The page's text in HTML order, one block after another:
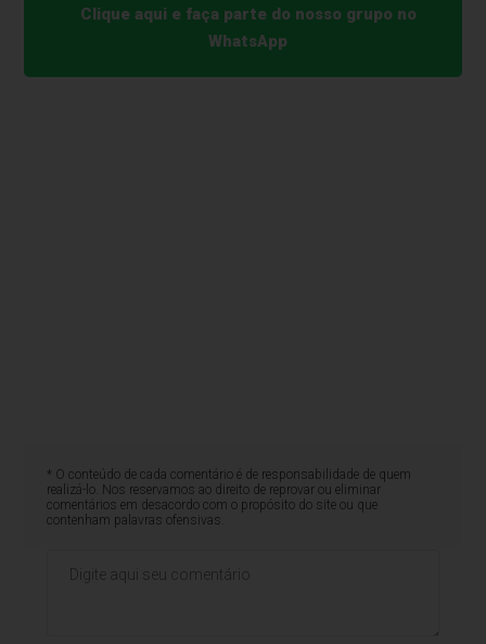
Clique aqui e faça parte do nosso grupo no
WhatsApp
* O conteúdo de cada comentário é de responsabilidade de quem
realizá-lo. Nos reservamos ao direito de reprovar ou eliminar
comentários em desacordo com o propósito do site ou que
contenham palavras ofensivas.